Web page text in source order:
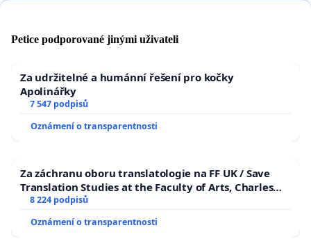
Petice podporované jinými uživateli
Za udržitelné a humánní řešení pro kočky
Apolinářky
7 547 podpisů
Oznámení o transparentnosti
Za záchranu oboru translatologie na FF UK / Save
Translation Studies at the Faculty of Arts, Charles
University
8 224 podpisů
Oznámení o transparentnosti